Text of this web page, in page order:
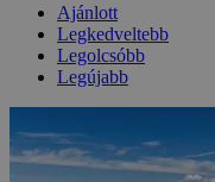
Ajánlott
Legkedveltebb
Legolcsóbb
Legújabb